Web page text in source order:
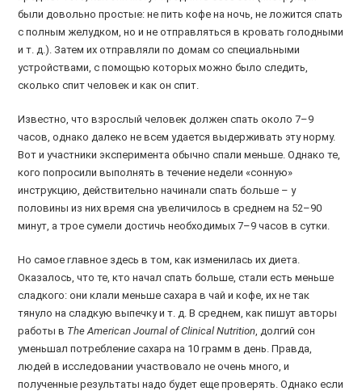
были довольно простые: не пить кофе на ночь, не ложится спать
с полным желудком, но и не отправляться в кровать голодными
и т. д.). Затем их отправляли по домам со специальными
устройствами, с помощью которых можно было следить,
сколько спит человек и как он спит.
Известно, что взрослый человек должен спать около 7–9
часов, однако далеко не всем удается выдерживать эту норму.
Вот и участники эксперимента обычно спали меньше. Однако те,
кого попросили выполнять в течение недели «сонную»
инструкцию, действительно начинали спать больше – у
половины из них время сна увеличилось в среднем на 52–90
минут, а трое сумели достичь необходимых 7–9 часов в сутки.
Но самое главное здесь в том, как изменилась их диета.
Оказалось, что те, кто начал спать больше, стали есть меньше
сладкого: они клали меньше сахара в чай и кофе, их не так
тянуло на сладкую выпечку и т. д. В среднем, как пишут авторы
работы в The American Journal of Clinical Nutrition, долгий сон
уменьшал потребление сахара на 10 грамм в день. Правда,
людей в исследовании участвовало не очень много, и
полученные результаты надо будет еще проверять. Однако если